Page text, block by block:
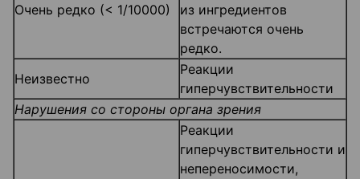
Очень редко (< 1/10000)
из ингредиентов
встречаются очень
редко.
Неизвестно
Реакции
гиперчувствительности
Нарушения со стороны органа зрения
Реакции
гиперчувствительности и
непереносимости,